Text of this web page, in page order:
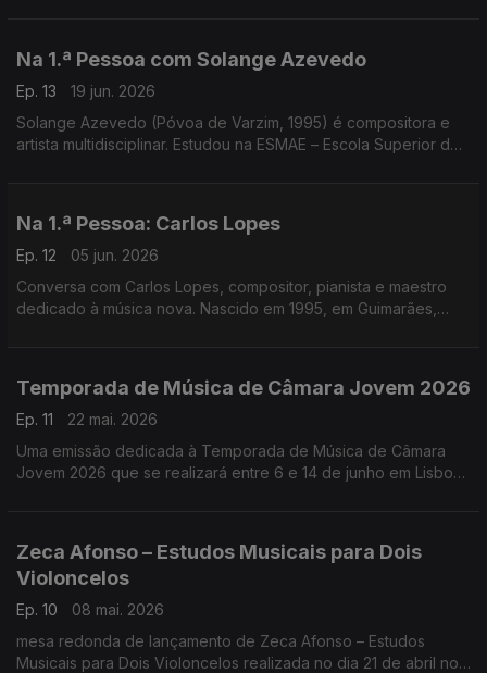
Na 1.ª Pessoa com Solange Azevedo
Ep. 13
19 jun. 2026
Solange Azevedo (Póvoa de Varzim, 1995) é compositora e
artista multidisciplinar. Estudou na ESMAE – Escola Superior de
Na 1.ª Pessoa: Carlos Lopes
Ep. 12
05 jun. 2026
Conversa com Carlos Lopes, compositor, pianista e maestro
dedicado à música nova. Nascido em 1995, em Guimarães,
Temporada de Música de Câmara Jovem 2026
Ep. 11
22 mai. 2026
Uma emissão dedicada à Temporada de Música de Câmara
Jovem 2026 que se realizará entre 6 e 14 de junho em Lisboa,
Zeca Afonso – Estudos Musicais para Dois
Violoncelos
Ep. 10
08 mai. 2026
mesa redonda de lançamento de Zeca Afonso – Estudos
Musicais para Dois Violoncelos realizada no dia 21 de abril no